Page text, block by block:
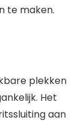
te maken.
plekken
Het
aan